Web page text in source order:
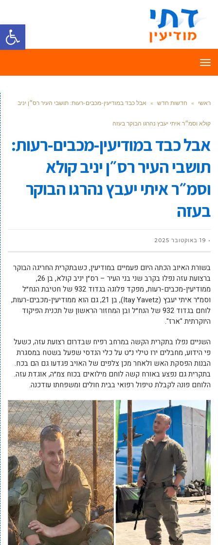
פתח
תפריט
ראשי » חדשות חדש » אבל כבד במודיעין-מכבים-רעות: תושבי העיר רס״ן יניב
קולא וסמ״ר איתי יעבץ נהרגו הבוקר בעזה
אבל כבד במודיעין-מכבים-רעות:
תושבי העיר רס״ן יניב קולא
וסמ״ר איתי יעבץ נהרגו הבוקר
בעזה
19 באוקטובר 2025
בשורת האיוב הכתה היום פעמיים במודיעין, כשבתקרית החריגה הבוקר
ברצועת עזה נפלו בקרב שני בני העיר – רס״ן יניב קולא, בן 26,
ממודיעין-מכבים-רעות, מפקד פלוגה בגדוד 932 של חטיבת הנח״ל
וסמ״ר איתי יעבץ (Itay Yavetz), בן 21, גם הוא ממודיעין-מכבים-רעות,
לוחם בגדוד 932 של הנח״ל ובן המחזור הראשון של תכנית הפיקוד
היוקרתית "ארז".
השניים נפלו בתקרית הקשה במרחב רפיח שבדרום רצועת עזה, כשעל
פי הידוע, מחבלים ירו טילי נ״ט על כלי הנדסי שפעל בשטח במסגרת
הבנות הפסקת האש ולאחר מכן צלפים של האויב פגדעו גם הם בכח.
בתקרית גם נפצע באורח קשה לוחם מילואים בכוח צמ״ה, אוגדת עזה.
הלוחם פונה לקבלת טיפול רפואי בבית חולים ומשפחתו עודכנה.